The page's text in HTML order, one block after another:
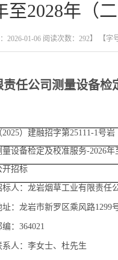
至2028年（
2026-01-06 阅读次数： 292】 【字
公司 测量设备检
2025）建融招字第25111-1号岩
量设备检定及校准服务-2026年
开招标
标人：龙岩烟草工业有限责任
址：龙岩市新罗区乘风路1299
编： 364021
人： 李女士、 杜先生